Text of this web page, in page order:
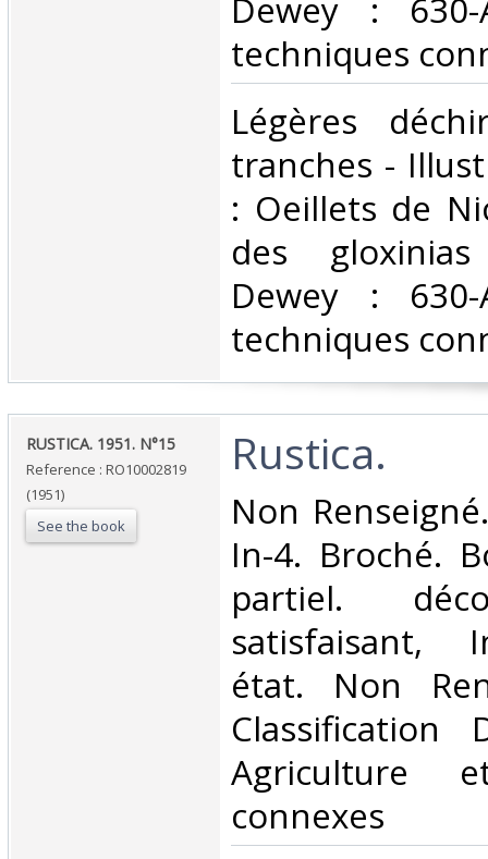
Dewey :
techniques
‎Légères
tranches -
: Oeillets de
des gloxinias
Dewey :
techniques
‎RUSTICA. 1951. N°15‎
Reference : RO10002819
(1951)
See the book
‎Rustica.‎
‎Non
In-4. Broché.
partiel.
satisfaisant,
état. Non
Classification
Agriculture
connexes‎